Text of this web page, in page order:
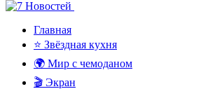
Главная
⭐ Звёздная кухня
🌍 Мир с чемоданом
🎬 Экран